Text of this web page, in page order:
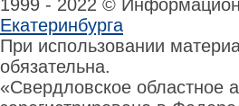
1999 - 2022 ©
Екатеринбурга
При использовании
обязательна.
«Свердловское областное